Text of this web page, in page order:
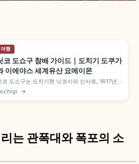
여행
코 도쇼구 참배 가이드｜도치기 도쿠가
이에야스 세계유산 요메이몬
코 도쇼구는 도치기현 닛코시의 신사로, 1617년
쿠가와 이에야스를 '도쇼 다이곤겐'으로 모시기
위해 창건되었습니다. 3대 이에미쓰의 '간에이 대조
→
는 관폭대와 폭포의 소